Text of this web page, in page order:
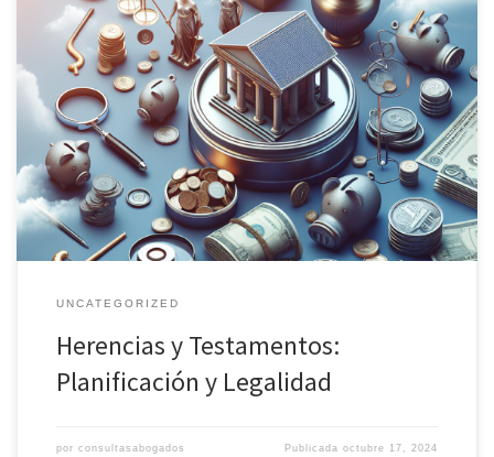
La planificación de herencias y testamentos es un tema esencial
que, tarde o temprano, toca a la puerta de muchas familias. Si
alguna vez te has preguntado cómo gestionar tu patrimonio de
manera que tus deseos se cumplan una vez que ya no estés, este
artículo es para ti. Te […]
UNCATEGORIZED
Herencias y Testamentos:
Planificación y Legalidad
por consultasabogados Publicadaoctubre 17, 2024